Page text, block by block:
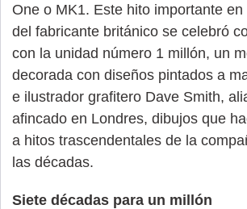
One o MK1. Este hito importante
del fabricante británico se celebró
con la unidad número 1 millón, un
decorada con diseños pintados a
e ilustrador grafitero Dave Smith,
afincado en Londres, dibujos que
a hitos trascendentales de la
las décadas.
Siete décadas para un millón